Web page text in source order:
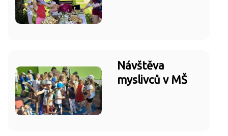
Návštěva
myslivců v MŠ